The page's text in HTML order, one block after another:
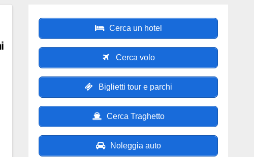
Cerca un hotel
Cerca volo
Biglietti tour e parchi
Cerca Traghetto
Noleggia auto